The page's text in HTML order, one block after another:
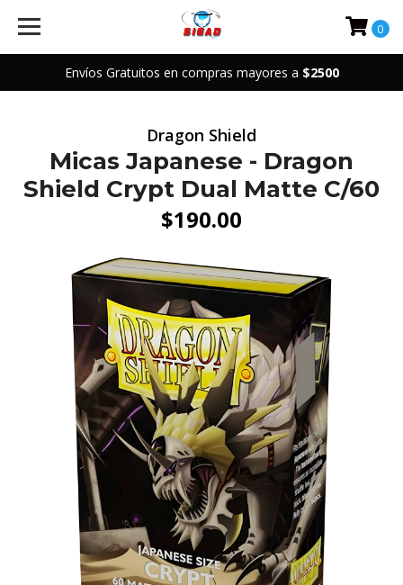
Envíos Gratuitos en compras mayores a $2500
0
Dragon Shield
Micas Japanese - Dragon
Shield Crypt Dual Matte C/60
$190.00